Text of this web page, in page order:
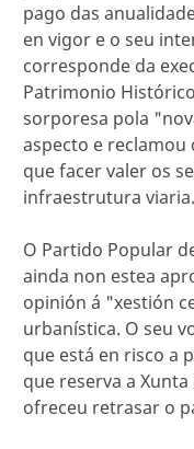
pago das
en vigor e o seu
corresponde da
Patrimonio
sorporesa pola
aspecto e
que facer valer os
infraestrutura viaria.
O Partido Popular
ainda non estea
opinión á "xestión
urbanística. O seu
que está en risco a
que reserva a
ofreceu retrasar o